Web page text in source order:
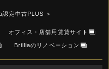
定中古PLUS ＞
オフィス・店舗用賃貸サイト
Brilliaのリノベーション